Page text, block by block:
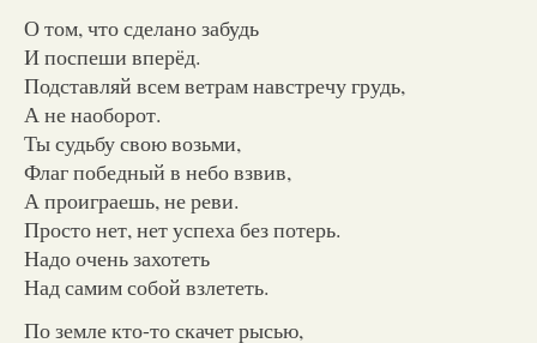
О том, что сделано забудь
И поспеши вперёд.
Подставляй всем ветрам навстречу грудь,
А не наоборот.
Ты судьбу свою возьми,
Флаг победный в небо взвив,
А проиграешь, не реви.
Просто нет, нет успеха без потерь.
Надо очень захотеть
Над самим собой взлететь.
По земле кто-то скачет рысью,